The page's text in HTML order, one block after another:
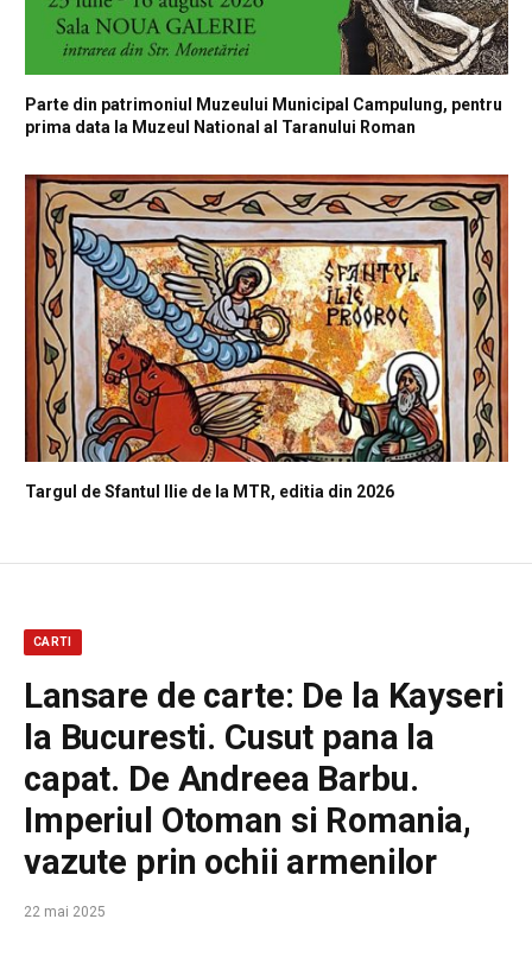
Parte din patrimoniul Muzeului Municipal Campulung, pentru
prima data la Muzeul National al Taranului Roman
Targul de Sfantul Ilie de la MTR, editia din 2026
CARTI
Lansare de carte: De la Kayseri
la Bucuresti. Cusut pana la
capat. De Andreea Barbu.
Imperiul Otoman si Romania,
vazute prin ochii armenilor
22 mai 2025